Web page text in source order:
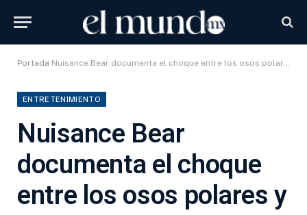
Portada Nuisance Bear documenta el choque entre los osos polares y la vida moderna
ENTRETENIMIENTO
Nuisance Bear
documenta el choque
entre los osos polares y